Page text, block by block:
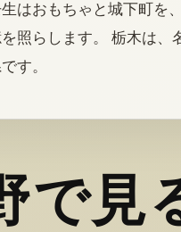
はおもちゃと城下町を
照らします。 栃木は、
す。
で見